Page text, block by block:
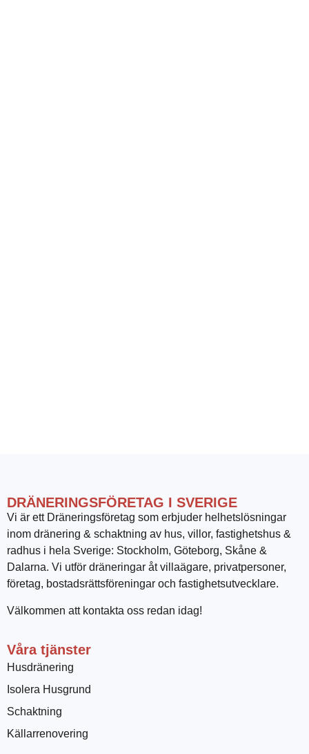
DRÄNERINGSFÖRETAG I SVERIGE
Vi är ett Dräneringsföretag som erbjuder helhetslösningar
inom dränering & schaktning av hus, villor, fastighetshus &
radhus i hela Sverige: Stockholm, Göteborg, Skåne &
Dalarna. Vi utför dräneringar åt villaägare, privatpersoner,
företag, bostadsrättsföreningar och fastighetsutvecklare.
Välkommen att kontakta oss redan idag!
Våra tjänster
Husdränering
Isolera Husgrund
Schaktning
Källarrenovering